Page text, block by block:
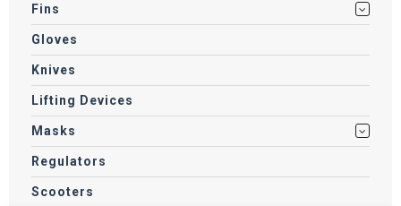
Fins
Gloves
Knives
Lifting Devices
Masks
Regulators
Scooters